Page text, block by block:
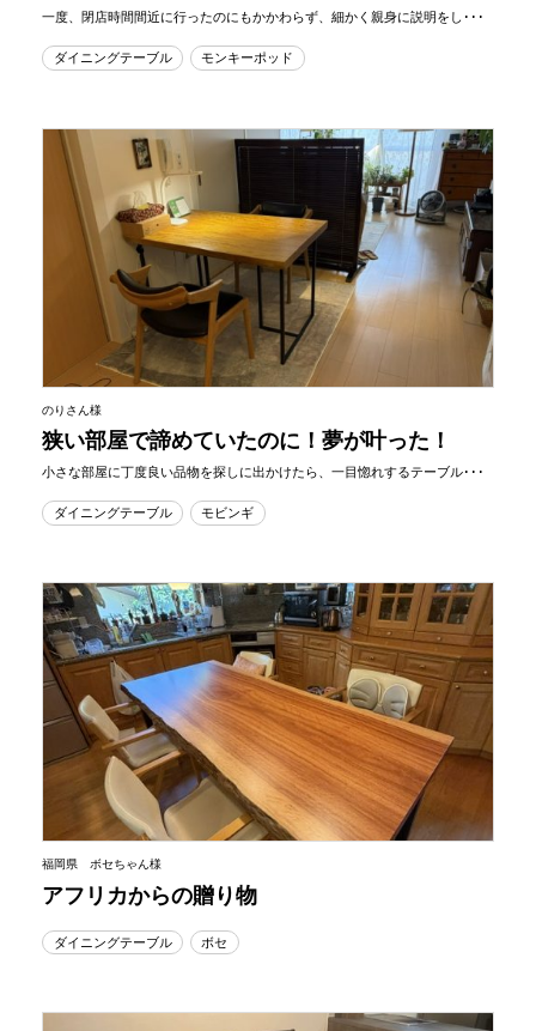
一度、閉店時間間近に行ったのにもかかわらず、細かく親身に説明をし･･･
ダイニングテーブル モンキーポッド
のりさん様
狭い部屋で諦めていたのに！夢が叶った！
小さな部屋に丁度良い品物を探しに出かけたら、一目惚れするテーブル･･･
ダイニングテーブル モビンギ
福岡県 ボセちゃん様
アフリカからの贈り物
ダイニングテーブル ボセ